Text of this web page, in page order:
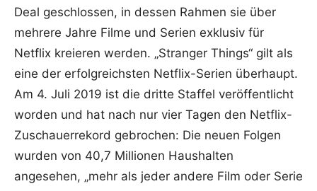
Deal geschlossen, in dessen Rahmen sie über
mehrere Jahre Filme und Serien exklusiv für
Netflix kreieren werden. „Stranger Things“ gilt als
eine der erfolgreichsten Netflix-Serien überhaupt.
Am 4. Juli 2019 ist die dritte Staffel veröffentlicht
worden und hat nach nur vier Tagen den Netflix-
Zuschauerrekord gebrochen: Die neuen Folgen
wurden von 40,7 Millionen Haushalten
angesehen, „mehr als jeder andere Film oder Serie